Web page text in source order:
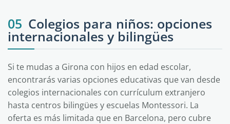
05 Colegios para niños: opciones
internacionales y bilingües
Si te mudas a Girona con hijos en edad escolar,
encontrarás varias opciones educativas que van desde
colegios internacionales con currículum extranjero
hasta centros bilingües y escuelas Montessori. La
oferta es más limitada que en Barcelona, pero cubre